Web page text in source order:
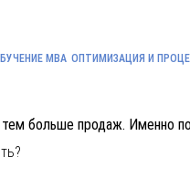
MBA ОПТИМИЗАЦИЯ И
больше продаж. Именно